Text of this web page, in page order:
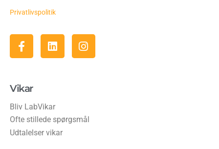
Privatlivspolitik
Vikar
Bliv LabVikar
Ofte stillede spørgsmål
Udtalelser vikar